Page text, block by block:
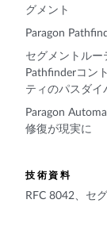
グメント
Paragon
セグメントルー
Pathfinderコン
ティのパスダイ
Paragon
修復が現実に
技術資料
RFC 8042、セ